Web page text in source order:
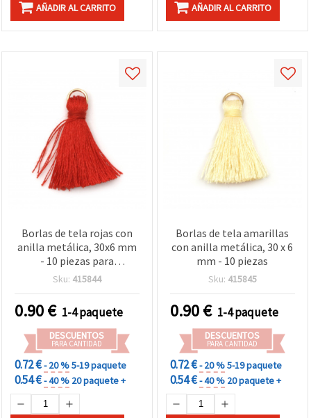
AÑADIR AL CARRITO AÑADIR AL CARRITO
Borlas de tela rojas con
anilla metálica, 30x6 mm
- 10 piezas para
manualidades y bisutería
Sku: 415844
0.90€ 1-4 paquete
DESCUENTOS
PARA CANTIDAD
0.72 €- 20 %5-19 paquete
0.54 €- 40 % 20 paquete +
Borlas de tela amarillas
con anilla metálica, 30 x 6
mm - 10 piezas
Sku: 415845
0.90€ 1-4 paquete
DESCUENTOS
PARA CANTIDAD
0.72 €- 20 %5-19 paquete
0.54 €- 40 % 20 paquete +